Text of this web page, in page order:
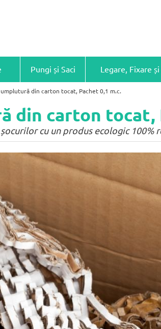
Pungi și Saci Legare, Fixare
din carton tocat, Pachet 0,1 m.c.
din carton tocat,
cu un produs ecologic 100%